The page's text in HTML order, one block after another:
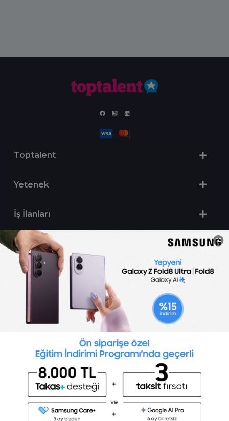
Toptalent
Yetenek
İş İlanları
Sertifika Programları
Yetenek Testleri
Toptalent Marka ve İnsan Kaynakları Danışmanlığı Limited Şirketi Özel İstihdam Bürosu
Olarak 11 / 11 / 2024 - 10 / 11 / 2027 tarihleri arasında faaliyette bulunmak üzere, Türkiye İş
Kurumu tarafından 05.11.2024 tarih ve 16998526 sayılı karar uyarınca 1251 nolu belge ile faaliyet
göstermektedir.Toptalent İş İlanları için tıklayın. 4904 sayılı kanun uyarınca iş arayanlardan
ücret alınmayacak ve menfaat temin edilmeyecektir.